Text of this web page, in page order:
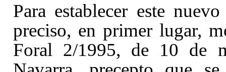
Para establecer este
preciso, en primer lugar,
Foral 2/1995, de 10 de